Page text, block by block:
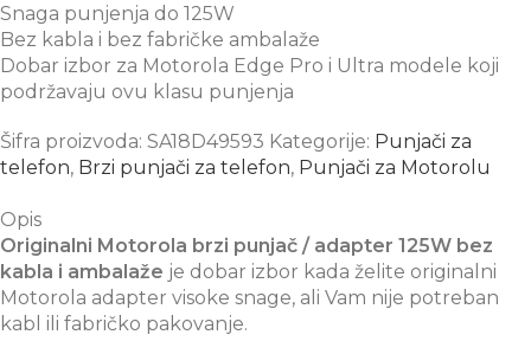
Snaga punjenja do 125W
Bez kabla i bez fabričke ambalaže
Dobar izbor za Motorola Edge Pro i Ultra modele koji
podržavaju ovu klasu punjenja
Šifra proizvoda: SA18D49593 Kategorije: Punjači za
telefon, Brzi punjači za telefon, Punjači za Motorolu
Opis
Originalni Motorola brzi punjač / adapter 125W bez
kabla i ambalaže je dobar izbor kada želite originalni
Motorola adapter visoke snage, ali Vam nije potreban
kabl ili fabričko pakovanje.